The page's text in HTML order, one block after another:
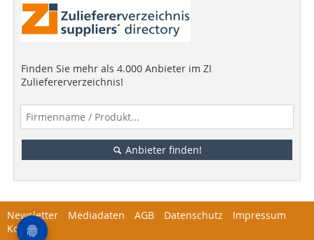
Finden Sie mehr als 4.000 Anbieter im ZI
Zuliefererverzeichnis!
Anbieter finden!
Newsletter Mediadaten AGB Datenschutz
Impressum
Kontakt